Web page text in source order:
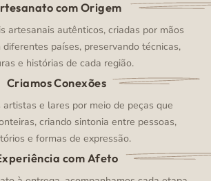
com Origem
artesanais autênticos, criadas por mãos
países, preservando técnicas,
e histórias de cada região.
Criamos Conexões
artistas e lares por meio de peças que
criando sintonia entre pessoas,
e formas de expressão.
com Afeto